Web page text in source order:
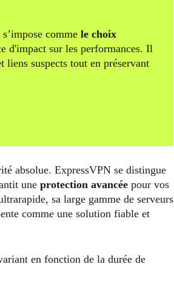
s’impose comme le choix
d'impact sur les performances. Il
liens suspects tout en préservant
absolue. ExpressVPN se distingue
une protection avancée pour vos
sa large gamme de serveurs
comme une solution fiable et
en fonction de la durée de